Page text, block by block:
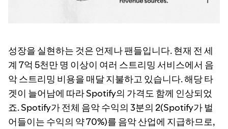
성장을 실현하는 것은 언제나 팬들입니다. 현재 전 세
계 7억 5천만 명 이상이 여러 스트리밍 서비스에서 음
악 스트리밍 비용을 매달 지불하고 있습니다. 해당 타
겟이 늘어남에 따라 Spotify의 가격도 함께 인상되었
죠. Spotify가 전체 음악 수익의 3분의 2(Spotify가 벌
어들이는 수익의 약 70%)를 음악 산업에 지급하므로,